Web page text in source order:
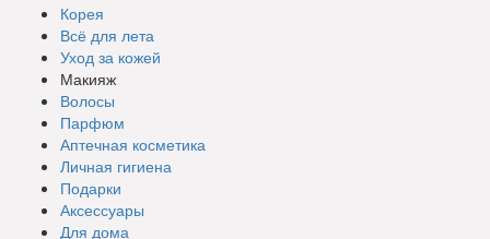
Корея
Всё для лета
Уход за кожей
Макияж
Волосы
Парфюм
Аптечная косметика
Личная гигиена
Подарки
Аксессуары
Для дома